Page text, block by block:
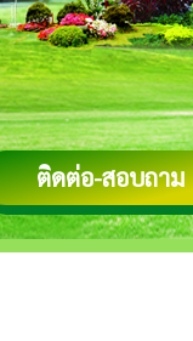
ติดต่อ-สอบถาม